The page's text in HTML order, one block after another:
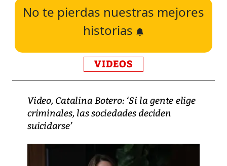
No te pierdas nuestras mejores
historias
VIDEOS
Video, Catalina Botero: ‘Si la gente elige
criminales, las sociedades deciden
suicidarse’